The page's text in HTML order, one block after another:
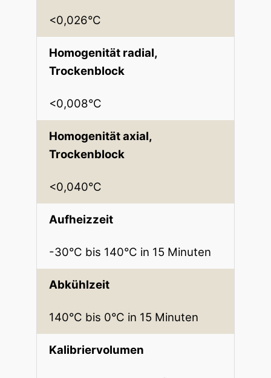
<0,026°C
Homogenität radial,
Trockenblock
<0,008°C
Homogenität axial,
Trockenblock
<0,040°C
Aufheizzeit
-30°C bis 140°C in 15 Minuten
Abkühlzeit
140°C bis 0°C in 15 Minuten
Kalibriervolumen